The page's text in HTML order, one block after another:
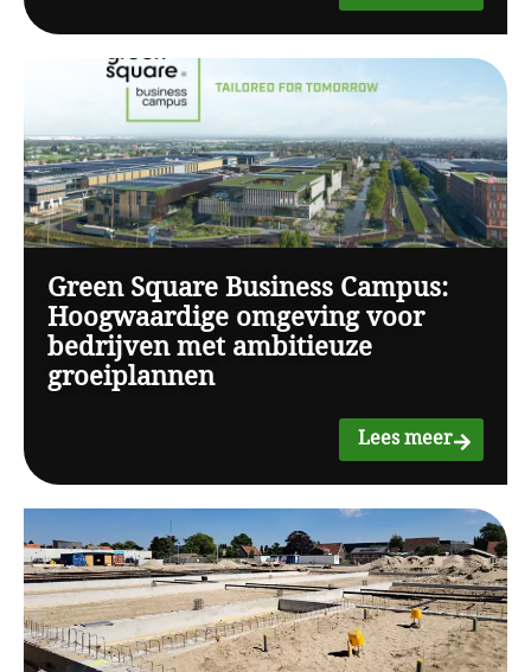
Green Square Business Campus:
Hoogwaardige omgeving voor
bedrijven met ambitieuze
groeiplannen
Lees meer